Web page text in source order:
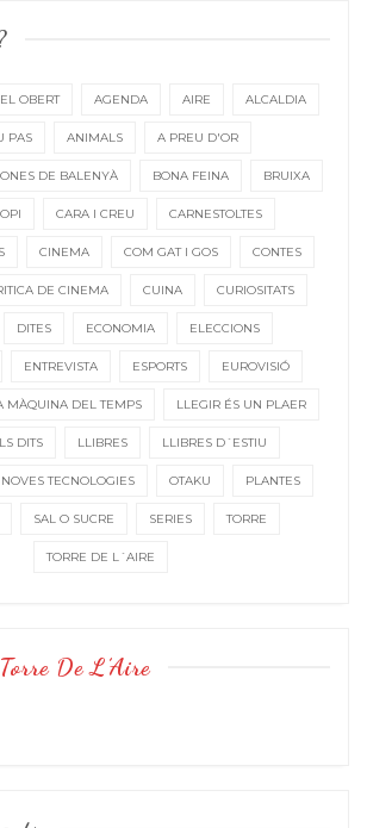
OBERT AGENDA AIRE ALCALDIA
PAS ANIMALS A PREU D'OR
DE BALENYÀ BONA FEINA BRUIXA
CARA I CREU CARNESTOLTES
CINEMA COM GAT I GOS CONTES
DE CINEMA CUINA CURIOSITATS
DITES ECONOMIA ELECCIONS
ENTREVISTA ESPORTS EUROVISIÓ
MÀQUINA DEL TEMPS LLEGIR ÉS UN PLAER
DITS LLIBRES LLIBRES D´ESTIU
NOVES TECNOLOGIES OTAKU PLANTES
SAL O SUCRE SERIES TORRE
TORRE DE L´AIRE
De L’Aire